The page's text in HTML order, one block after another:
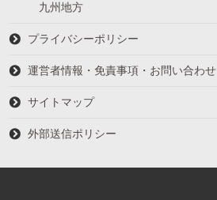
九州地方
プライバシーポリシー
運営者情報・免責事項・お問い合わせ
サイトマップ
外部送信ポリシー